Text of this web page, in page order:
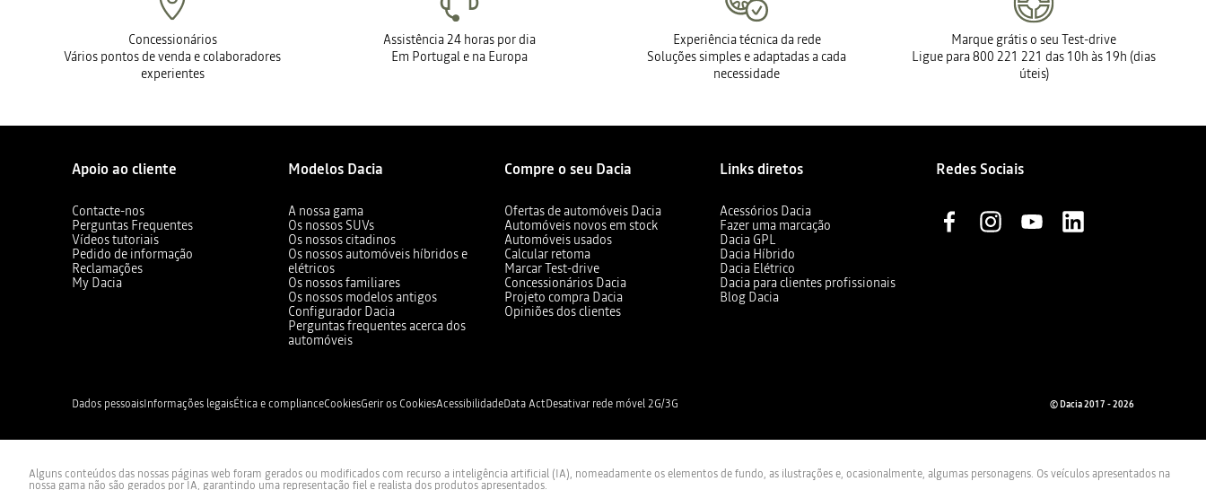
Concessionários
Vários pontos de venda e colaboradores
experientes
Assistência 24 horas por dia
Em Portugal e na Europa
Experiência técnica da rede
Soluções simples e adaptadas a cada
necessidade
Marque grátis o seu Test-drive
Ligue para 800 221 221 das 10h às 19h (dias
úteis)
Apoio ao cliente
Contacte-nos
Perguntas Frequentes
Vídeos tutoriais
Pedido de informação
Reclamações
My Dacia
Modelos Dacia
A nossa gama
Os nossos SUVs
Os nossos citadinos
Os nossos automóveis híbridos e
elétricos
Os nossos familiares
Os nossos modelos antigos
Configurador Dacia
Perguntas frequentes acerca dos
automóveis
Compre o seu Dacia
Ofertas de automóveis Dacia
Automóveis novos em stock
Automóveis usados
Calcular retoma
Marcar Test-drive
Concessionários Dacia
Projeto compra Dacia
Opiniões dos clientes
Links diretos
Acessórios Dacia
Fazer uma marcação
Dacia GPL
Dacia Híbrido
Dacia Elétrico
Dacia para clientes profissionais
Blog Dacia
Redes Sociais
Dados pessoaisInformações legaisÉtica e complianceCookiesGerir os CookiesAcessibilidadeData ActDesativar rede móvel 2G/3G © Dacia 2017 - 2026
Alguns conteúdos das nossas páginas web foram gerados ou modificados com recurso a inteligência artificial (IA), nomeadamente os elementos de fundo, as ilustrações e, ocasionalmente, algumas personagens. Os veículos apresentados na
nossa gama não são gerados por IA, garantindo uma representação fiel e realista dos produtos apresentados.